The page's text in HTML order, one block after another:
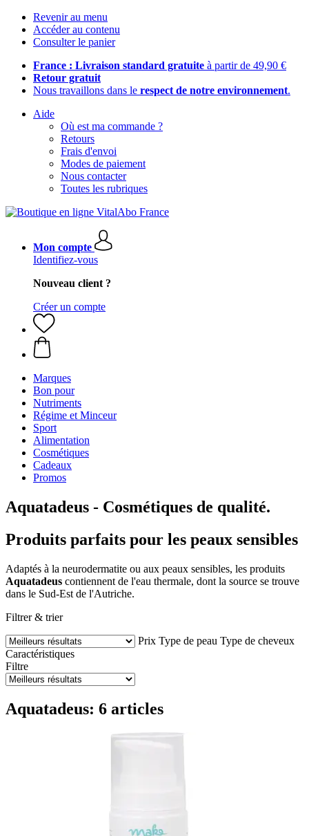
Revenir au menu
Accéder au contenu
Consulter le panier
France : Livraison standard gratuite à partir de 49,90 €
Retour gratuit
Nous travaillons dans le respect de notre environnement.
Aide
Où est ma commande ?
Retours
Frais d'envoi
Modes de paiement
Nous contacter
Toutes les rubriques
Mon compte
Identifiez-vous
Nouveau client ?
Créer un compte
Marques
Bon pour
Nutriments
Régime et Minceur
Sport
Alimentation
Cosmétiques
Cadeaux
Promos
Aquatadeus - Cosmétiques de qualité.
Produits parfaits pour les peaux sensibles
Adaptés à la neurodermatite ou aux peaux sensibles, les produits
Aquatadeus contiennent de l'eau thermale, dont la source se trouve
dans le Sud-Est de l'Autriche.
Filtrer & trier
Prix Type de peau Type de cheveux
Caractéristiques
Filtre
Aquatadeus: 6 articles